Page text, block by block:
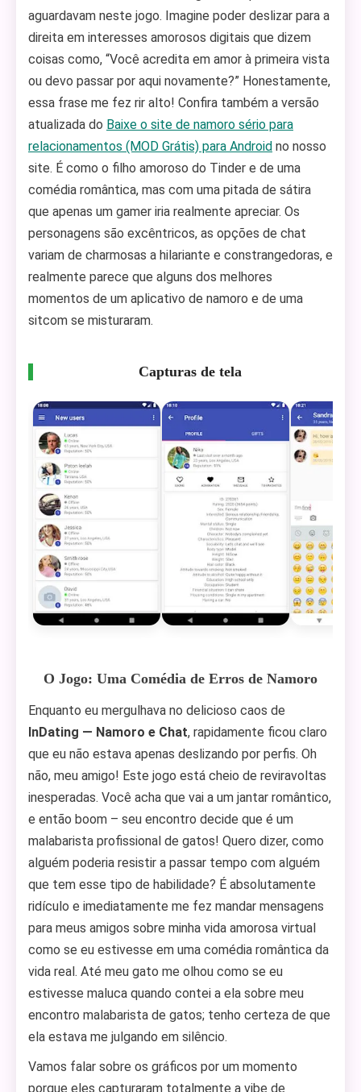
aguardavam neste jogo. Imagine poder deslizar para a
direita em interesses amorosos digitais que dizem
coisas como, “Você acredita em amor à primeira vista
ou devo passar por aqui novamente?” Honestamente,
essa frase me fez rir alto! Confira também a versão
atualizada do Baixe o site de namoro sério para
relacionamentos (MOD Grátis) para Android no nosso
site. É como o filho amoroso do Tinder e de uma
comédia romântica, mas com uma pitada de sátira
que apenas um gamer iria realmente apreciar. Os
personagens são excêntricos, as opções de chat
variam de charmosas a hilariante e constrangedoras, e
realmente parece que alguns dos melhores
momentos de um aplicativo de namoro e de uma
sitcom se misturaram.
Capturas de tela
O Jogo: Uma Comédia de Erros de Namoro
Enquanto eu mergulhava no delicioso caos de
InDating — Namoro e Chat, rapidamente ficou claro
que eu não estava apenas deslizando por perfis. Oh
não, meu amigo! Este jogo está cheio de reviravoltas
inesperadas. Você acha que vai a um jantar romântico,
e então boom – seu encontro decide que é um
malabarista profissional de gatos! Quero dizer, como
alguém poderia resistir a passar tempo com alguém
que tem esse tipo de habilidade? É absolutamente
ridículo e imediatamente me fez mandar mensagens
para meus amigos sobre minha vida amorosa virtual
como se eu estivesse em uma comédia romântica da
vida real. Até meu gato me olhou como se eu
estivesse maluca quando contei a ela sobre meu
encontro malabarista de gatos; tenho certeza de que
ela estava me julgando em silêncio.
Vamos falar sobre os gráficos por um momento
porque eles capturaram totalmente a vibe de